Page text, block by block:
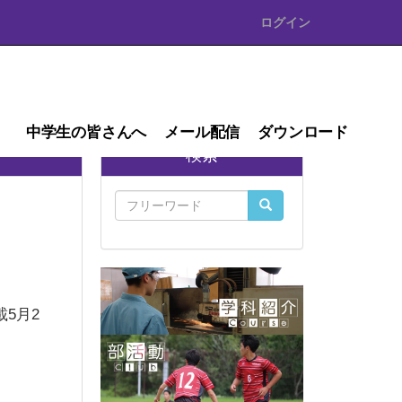
ログイン
中学生の皆さんへ メール配信 ダウンロード
5月2
検索